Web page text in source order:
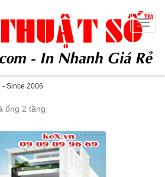
- Since 2006
Toggle
ống 2 tầng